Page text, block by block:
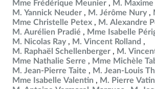
Mme Frédérique Meunier
M.
M. Yannick Neuder
M. Jérôme Nury
Mme Christelle Petex
M. Alexandre
M. Aurélien Pradié
Mme Isabelle
M. Nicolas Ray
M. Vincent Rolland
M. Raphaël Schellenberger
M.
Mme Nathalie Serre
Mme Michèle
M. Jean-Pierre Taite
M. Jean-Louis
Mme Isabelle Valentin
M. Pierre Vatin